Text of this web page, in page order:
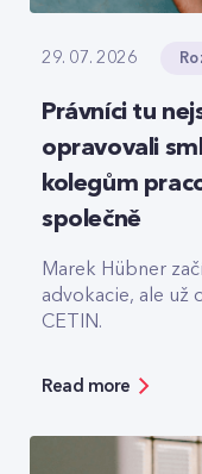
29. 07. 2026
Právníci tu
opravovali
kolegům
společně
Marek Hübner
advokacie, ale už
CETIN.
Read more